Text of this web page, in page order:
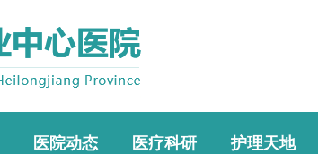
医院动态 医疗科研 护理天地